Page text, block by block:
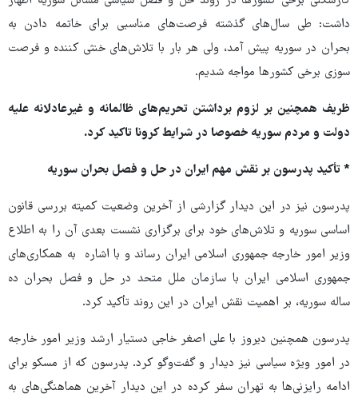
داشت: طی سال‌های گذشته فرصت‌های مناسبی برای خاتمه دادن به
بحران در سوریه پیش آمد، ولی هر بار با تلاش‌های خنثی کننده و فرصت
سوزی برخی کشورها مواجه شدیم.
ظریف همچنین بر لزوم برداشتن تحریم‌های ظالمانه و غیرعادلانه علیه
دولت و مردم سوریه خصوصا در شرایط کرونا تاکید کرد.
* تأکید پدرسون بر نقش مهم ایران در حل و فصل بحران سوریه
پدرسون نیز در این دیدار گزارشی از آخرین وضعیت کمیته بررسی قانون
اساسی سوریه و تلاش‌های خود برای برگزاری نشست بعدی آن‌ را به اطلاع
وزیر امور خارجه جمهوری اسلامی ایران رساند و با اشاره به همکاری‌های
جمهوری اسلامی ایران با سازمان ملل متحد در حل و فصل بحران ده
ساله سوریه، بر اهمیت نقش ایران در این روند تأکید کرد.
پدرسون همچنین دیروز با علی اصغر خاجی دستیار ارشد وزیر امور خارجه
در امور ویژه سیاسی نیز دیدار و گفت‌وگو کرد. پدرسون که از مسکو برای
ادامه رایزنی‌ها به تهران سفر کرده در این دیدار آخرین هماهنگی‌های به